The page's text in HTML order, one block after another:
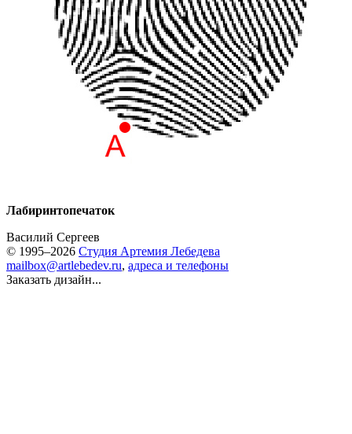
Лабиринтопечаток
Василий Сергеев
© 1995–2026 Студия Артемия Лебедева
mailbox@artlebedev.ru, адреса и телефоны
Заказать дизайн...